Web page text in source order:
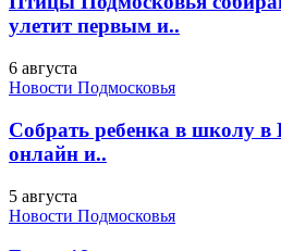
улетит первым и..
6 августа
Новости Подмосковья
Собрать ребенка в школу
онлайн и..
5 августа
Новости Подмосковья